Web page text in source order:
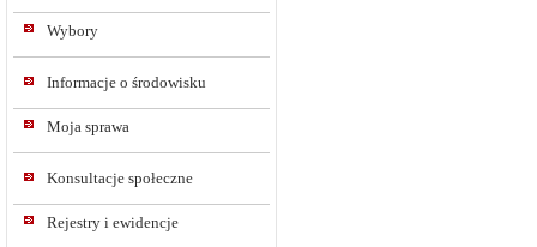
Wybory
Informacje o środowisku
Moja sprawa
Konsultacje społeczne
Rejestry i ewidencje